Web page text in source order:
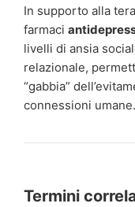
In supporto alla
farmaci
livelli di ansia
relazionale,
“gabbia”
connessioni umane.
Termini